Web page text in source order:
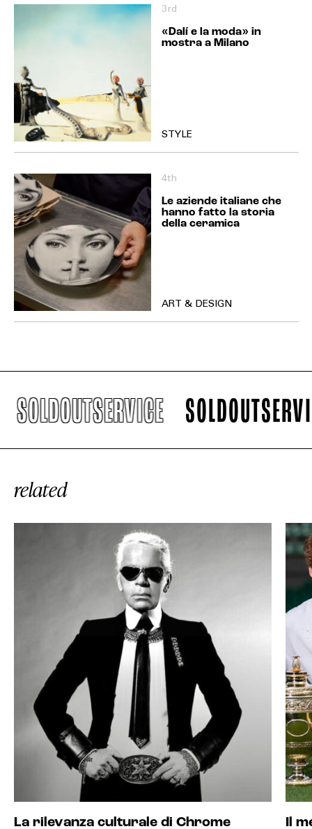
3rd
«Dalí e la moda» in
mostra a Milano
STYLE
4th
Le aziende italiane che
hanno fatto la storia
della ceramica
ART & DESIGN
SOLDOUTSERVICE
related
La rilevanza culturale di Chrome
Il